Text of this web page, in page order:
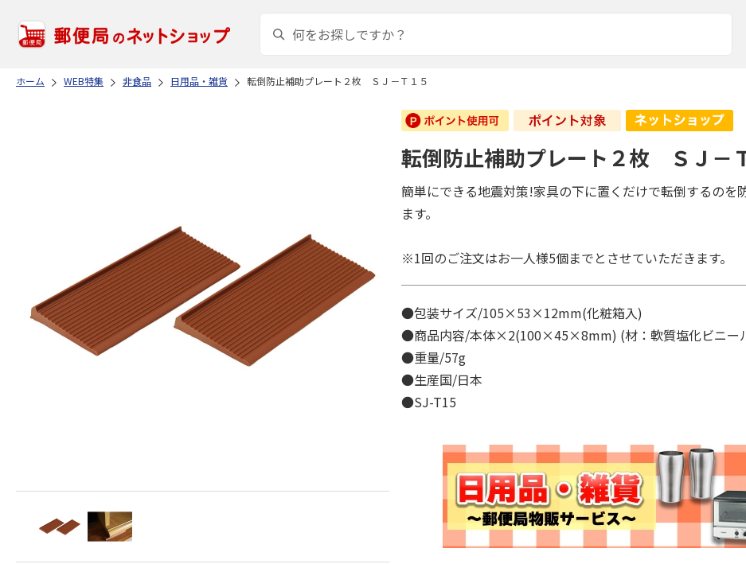
ホーム WEB特集 非食品 日用品・雑貨 転倒防止補助プレート２枚 ＳＪ－Ｔ１５
転倒防止補助プレート２枚 ＳＪ－
簡単にできる地震対策!家具の下に置くだけで転倒するのを
ます。
※1回のご注文はお一人様5個までとさせていただきます。
●包装サイズ/105×53×12mm(化粧箱入)
●商品内容/本体×2(100×45×8mm) (材：軟質塩化ビニー
●重量/57g
●生産国/日本
●SJ-T15